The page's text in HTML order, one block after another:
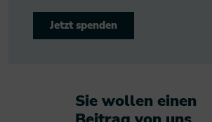
Jetzt spenden
Sie wollen einen